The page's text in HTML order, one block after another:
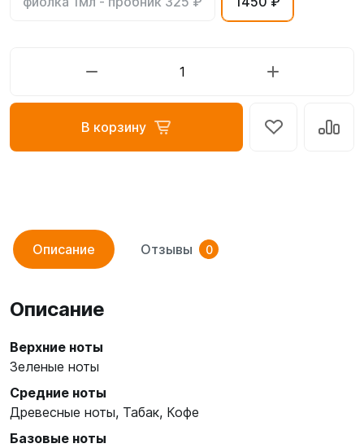
В корзину
Описание Отзывы 0
Описание
Верхние ноты
Зеленые ноты
Средние ноты
Древесные ноты, Табак, Кофе
Базовые ноты